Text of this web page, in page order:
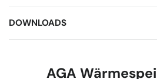
DOWNLOADS
AGA